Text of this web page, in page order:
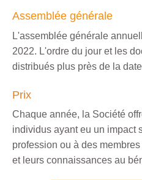
Assemblée générale
L'assemblée générale
2022. L'ordre du jour et les
distribués plus près de la
Prix
Chaque année, la Société
individus ayant eu un impact
profession ou à des
et leurs connaissances au